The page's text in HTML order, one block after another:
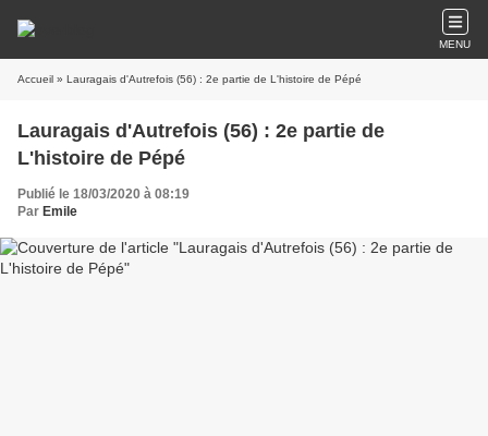
MENU
Accueil » Lauragais d'Autrefois (56) : 2e partie de L'histoire de Pépé
Lauragais d'Autrefois (56) : 2e partie de
L'histoire de Pépé
Publié le 18/03/2020 à 08:19
Par Emile